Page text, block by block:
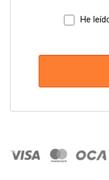
números de ip,
fuerzas de
Las
Los comentarios,
viole las reglas
Seguridad
Este sitio web se
He